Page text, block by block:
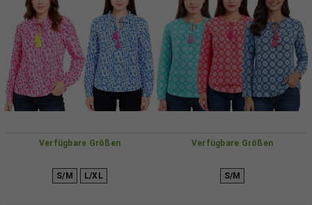
Verfügbare Größen
S/M L/XL
Verfügbare Größen
S/M